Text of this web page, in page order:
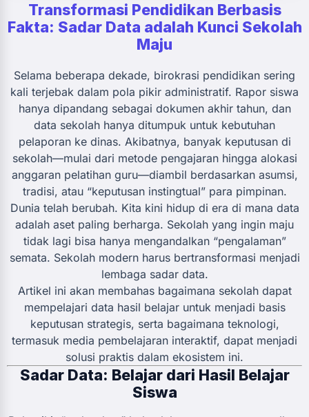
Transformasi Pendidikan Berbasis
Fakta: Sadar Data adalah Kunci Sekolah
Maju
Selama beberapa dekade, birokrasi pendidikan sering
kali terjebak dalam pola pikir administratif. Rapor siswa
hanya dipandang sebagai dokumen akhir tahun, dan
data sekolah hanya ditumpuk untuk kebutuhan
pelaporan ke dinas. Akibatnya, banyak keputusan di
sekolah—mulai dari metode pengajaran hingga alokasi
anggaran pelatihan guru—diambil berdasarkan asumsi,
tradisi, atau “keputusan instingtual” para pimpinan.
Dunia telah berubah. Kita kini hidup di era di mana data
adalah aset paling berharga. Sekolah yang ingin maju
tidak lagi bisa hanya mengandalkan “pengalaman”
semata. Sekolah modern harus bertransformasi menjadi
lembaga sadar data.
Artikel ini akan membahas bagaimana sekolah dapat
mempelajari data hasil belajar untuk menjadi basis
keputusan strategis, serta bagaimana teknologi,
termasuk media pembelajaran interaktif, dapat menjadi
solusi praktis dalam ekosistem ini.
Sadar Data: Belajar dari Hasil Belajar
Siswa